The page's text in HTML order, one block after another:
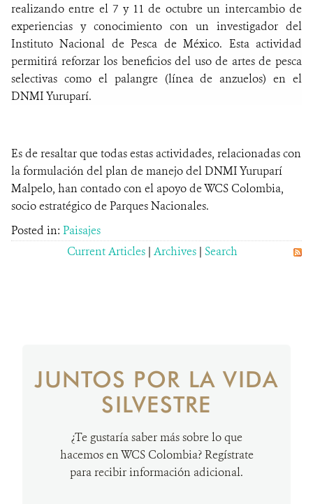
realizando entre el 7 y 11 de octubre un intercambio de
experiencias y conocimiento con un investigador del
Instituto Nacional de Pesca de México. Esta actividad
permitirá reforzar los beneficios del uso de artes de pesca
selectivas como el palangre (línea de anzuelos) en el
DNMI Yuruparí.
Es de resaltar que todas estas actividades, relacionadas con
la formulación del plan de manejo del DNMI Yuruparí
Malpelo, han contado con el apoyo de WCS Colombia,
socio estratégico de Parques Nacionales.
Posted in: Paisajes
Current Articles | Archives | Search
JUNTOS POR LA VIDA
SILVESTRE
¿Te gustaría saber más sobre lo que
hacemos en WCS Colombia? Regístrate
para recibir información adicional.